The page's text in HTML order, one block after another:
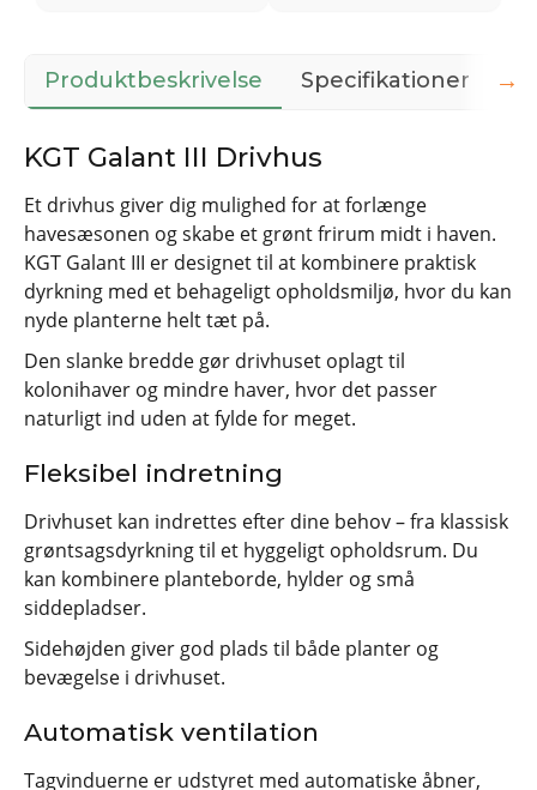
Produktbeskrivelse Specifikationer
KGT Galant III Drivhus
Et drivhus giver dig mulighed for at forlænge
havesæsonen og skabe et grønt frirum midt i haven.
KGT Galant III er designet til at kombinere praktisk
dyrkning med et behageligt opholdsmiljø, hvor du kan
nyde planterne helt tæt på.
Den slanke bredde gør drivhuset oplagt til
kolonihaver og mindre haver, hvor det passer
naturligt ind uden at fylde for meget.
Fleksibel indretning
Drivhuset kan indrettes efter dine behov – fra klassisk
grøntsagsdyrkning til et hyggeligt opholdsrum. Du
kan kombinere planteborde, hylder og små
siddepladser.
Sidehøjden giver god plads til både planter og
bevægelse i drivhuset.
Automatisk ventilation
Tagvinduerne er udstyret med automatiske åbner,
→